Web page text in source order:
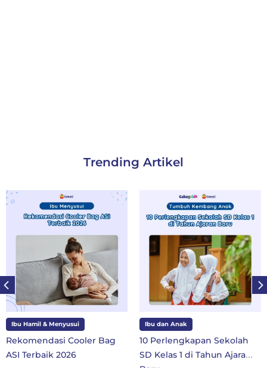
Trending Artikel
Ibu Hamil & Menyusui
Rekomendasi Cooler Bag
ASI Terbaik 2026
Ibu dan Anak
10 Perlengkapan Sekolah
SD Kelas 1 di Tahun Ajaran
Baru